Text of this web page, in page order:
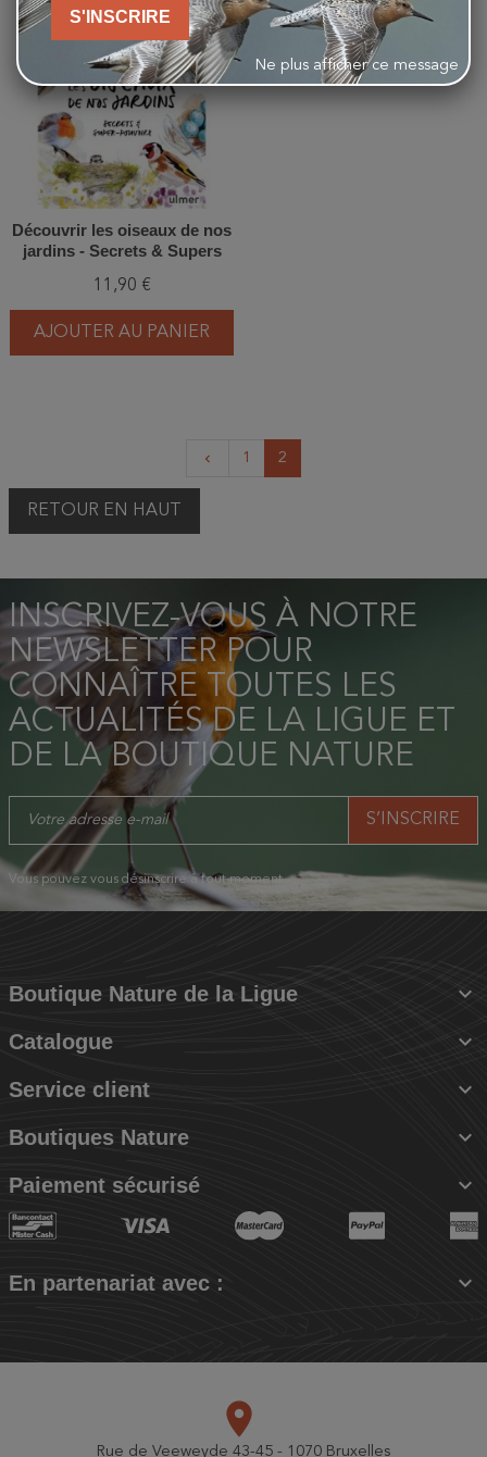
favorite_border
Découvrir les oiseaux de nos
jardins - Secrets & Supers
11,90 €
AJOUTER AU PANIER
keyboard_arrow_left Précédent
1 2
RETOUR EN HAUT
INSCRIVEZ-VOUS À NOTRE
NEWSLETTER POUR
CONNAÎTRE TOUTES LES
ACTUALITÉS DE LA LIGUE ET
DE LA BOUTIQUE NATURE
Vous pouvez vous désinscrire à tout moment.
Boutique Nature de la Ligue 
Catalogue 
Service client 
Boutiques Nature 
Paiement sécurisé 
En partenariat avec : 
place
Rue de Veeweyde 43-45 - 1070 Bruxelles
S'INSCRIRE
Ne plus afficher ce message